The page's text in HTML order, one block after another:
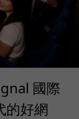
國際
的好網